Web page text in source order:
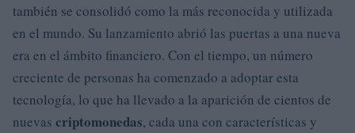
también se consolidó como la más reconocida y utilizada
en el mundo. Su lanzamiento abrió las puertas a una nueva
era en el ámbito financiero. Con el tiempo, un número
creciente de personas ha comenzado a adoptar esta
tecnología, lo que ha llevado a la aparición de cientos de
nuevas criptomonedas, cada una con características y